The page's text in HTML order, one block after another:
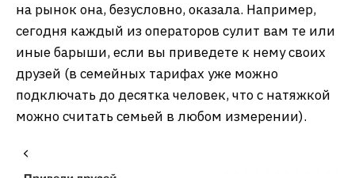
на рынок она, безусловно, оказала. Например,
сегодня каждый из операторов сулит вам те или
иные барыши, если вы приведете к нему своих
друзей (в семейных тарифах уже можно
подключать до десятка человек, что с натяжкой
можно считать семьей в любом измерении).